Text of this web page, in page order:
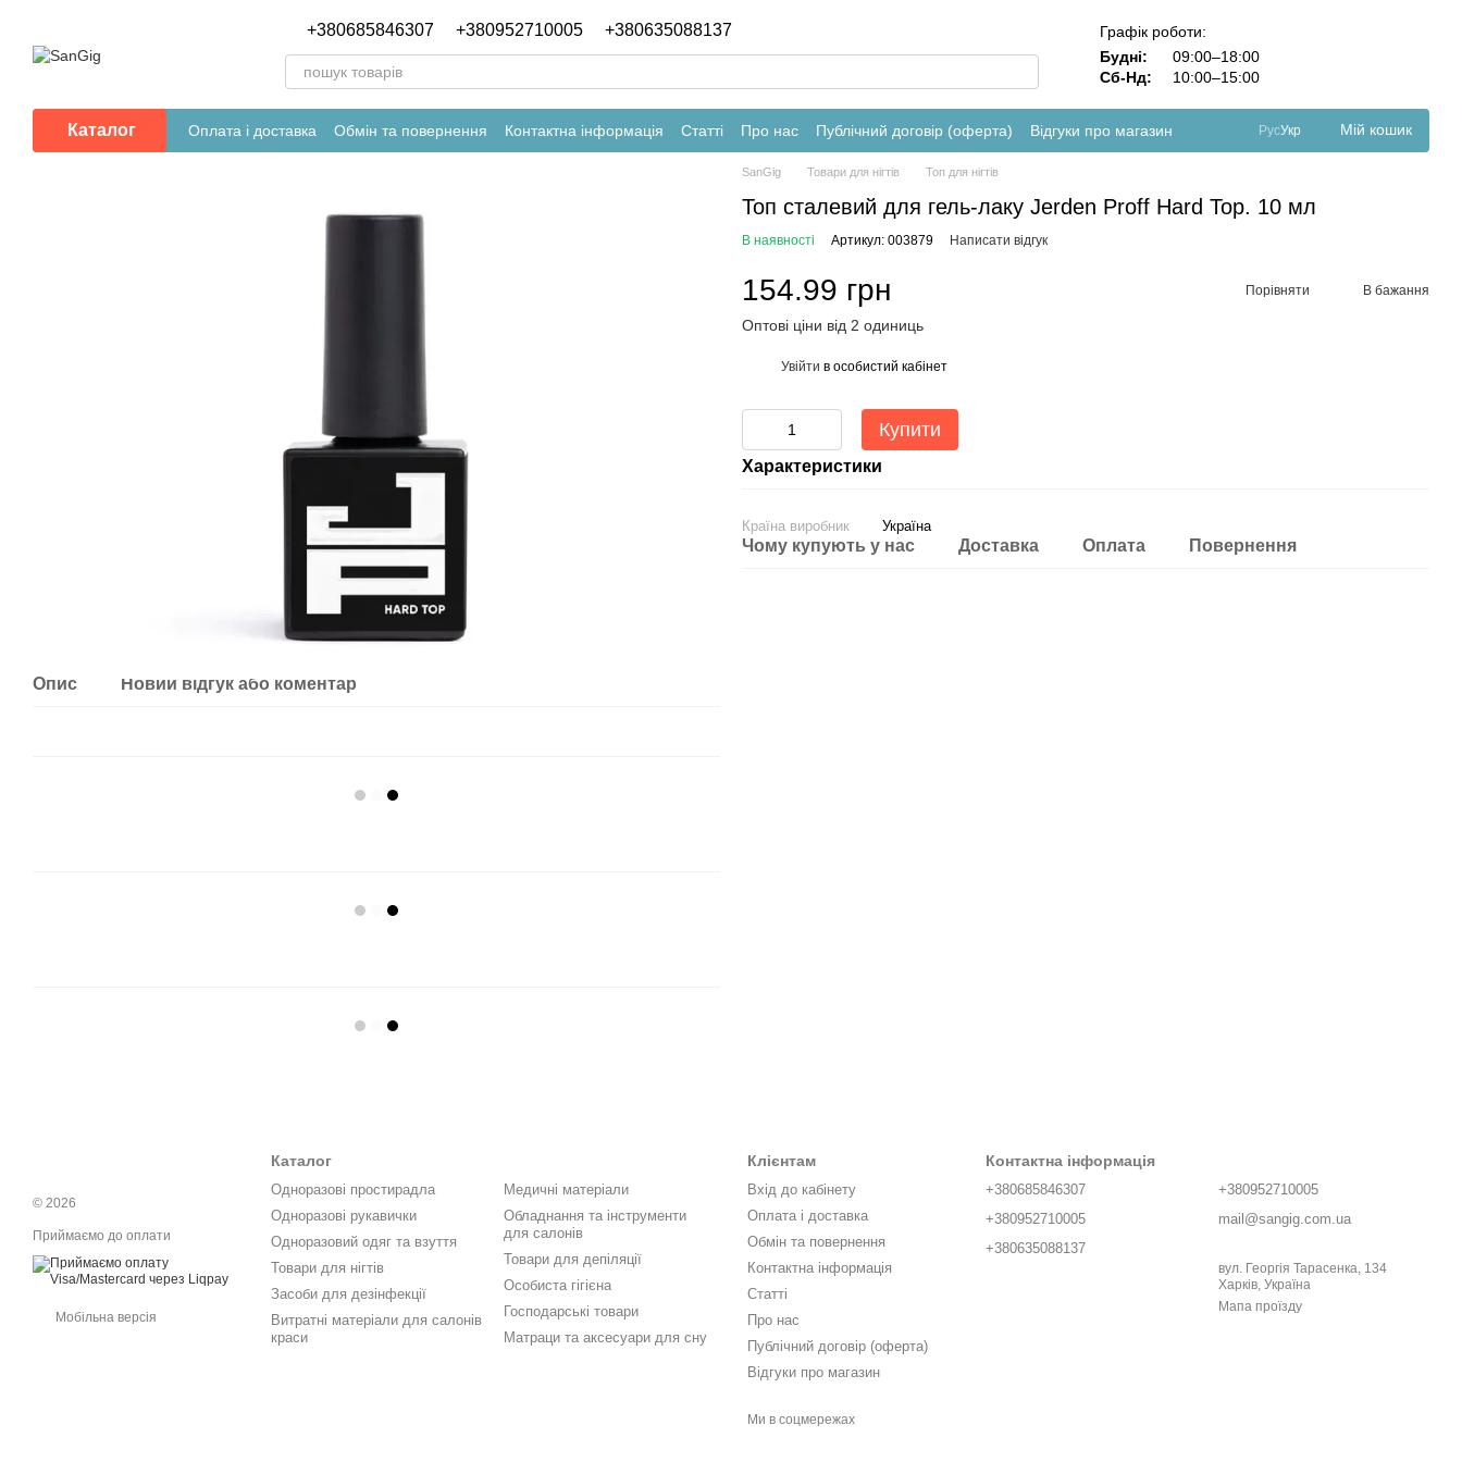
+380685846307 +380952710005 +380635088137
Графік роботи:
Будні:
09:00–18:00
Сб-Нд:
10:00–15:00
Каталог Оплата і доставка Обмін та повернення Контактна інформація Статті Про нас Публічний договір (оферта) Відгуки про магазин РусУкр Мій кошик
Опис Новий відгук або коментар
SanGig Товари для нігтів Топ для нігтів
Топ сталевий для гель-лаку Jerden Proff Hard Top. 10 мл
В наявності Артикул: 003879 Написати відгук
154.99 грн Порівняти В бажання
Оптові ціни від 2 одиниць
Увійти в особистий кабінет
Купити
Характеристики
Країна виробник Україна
Чому купують у нас Доставка Оплата Повернення
© 2026
Приймаємо до оплати
Мобільна версія
Каталог
Одноразові простирадла
Одноразові рукавички
Одноразовий одяг та взуття
Товари для нігтів
Засоби для дезінфекції
Витратні матеріали для салонів
краси
Медичні матеріали
Обладнання та інструменти
для салонів
Товари для депіляції
Особиста гігієна
Господарські товари
Матраци та аксесуари для сну
Клієнтам
Вхід до кабінету
Оплата і доставка
Обмін та повернення
Контактна інформація
Статті
Про нас
Публічний договір (оферта)
Відгуки про магазин
Ми в соцмережах
Контактна інформація
+380685846307
+380952710005
+380635088137
+380952710005
mail@sangig.com.ua
вул. Георгія Тарасенка, 134
Харків, Україна
Мапа проїзду